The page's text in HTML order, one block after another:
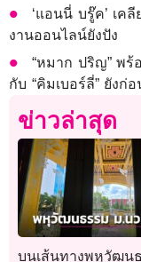
‘แอนนี่ บรู๊ค’ เค
งานออนไลน์ยังปัง
“หมาก ปริญ” พร้
กับ “คิมเบอร์ลี่” ยังก่
ข่าวล่าสุด
บนเส้นทางพหุวัฒน